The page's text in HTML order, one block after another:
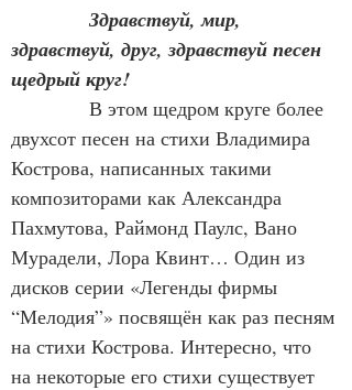
Здравствуй, мир,
здравствуй, друг, здравствуй песен
щедрый круг!
В этом щедром круге более
двухсот песен на стихи Владимира
Кострова, написанных такими
композиторами как Александра
Пахмутова, Раймонд Паулс, Вано
Мурадели, Лора Квинт… Один из
дисков серии «Легенды фирмы
“Мелодия”» посвящён как раз песням
на стихи Кострова. Интересно, что
на некоторые его стихи существует